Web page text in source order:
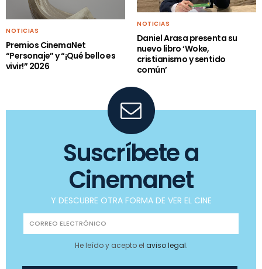
NOTICIAS
Premios CinemaNet
“Personaje” y “¡Qué bello es
vivir!” 2026
NOTICIAS
Daniel Arasa presenta su
nuevo libro ‘Woke,
cristianismo y sentido
común’
Suscríbete a
Cinemanet
Y DESCUBRE OTRA FORMA DE VER EL CINE
He leído y acepto el aviso legal.